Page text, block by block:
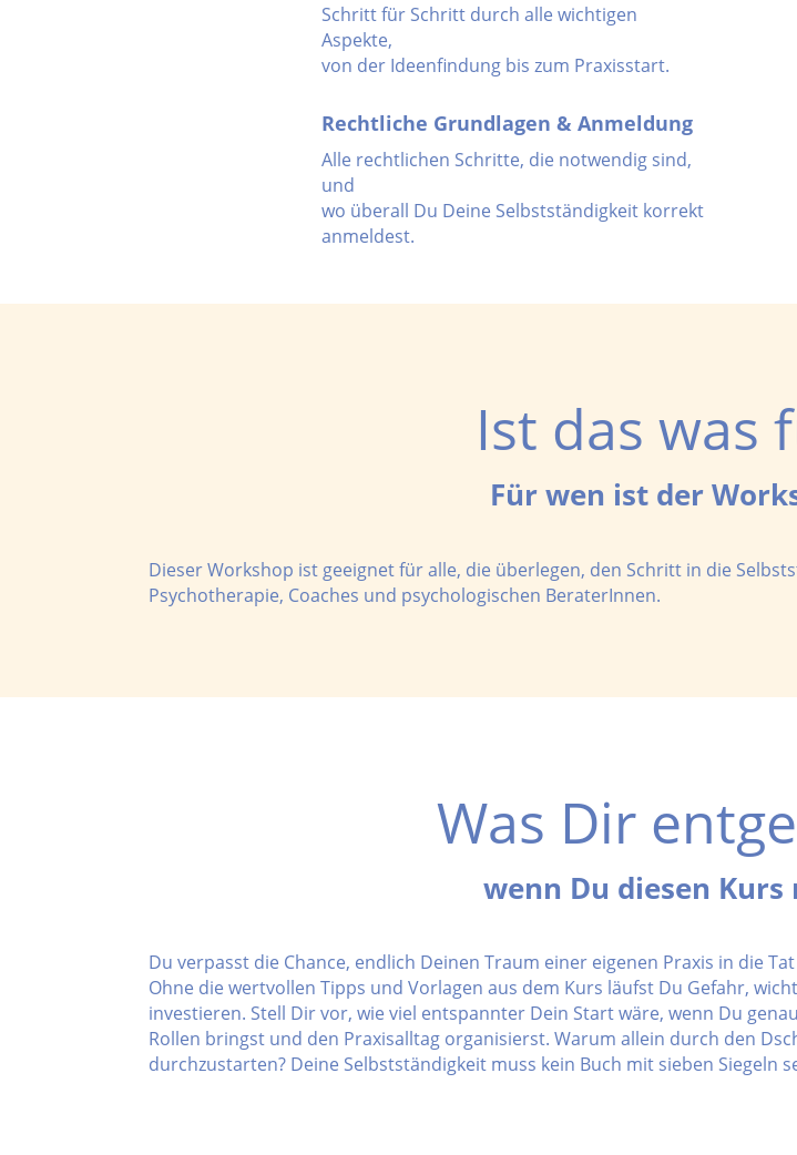
Schritt für Schritt durch alle wichtigen
Aspekte,
von der Ideenfindung bis zum Praxisstart.
Rechtliche Grundlagen & Anmeldung
Alle rechtlichen Schritte, die notwendig sind,
und
wo überall Du Deine Selbstständigkeit korrekt
anmeldest.
Ist das was
Für wen ist der
Dieser Workshop ist geeignet für alle, die überlegen, den Schritt in die
Psychotherapie, Coaches und psychologischen BeraterInnen.
Was Dir
wenn Du diesen
Du verpasst die Chance, endlich Deinen Traum einer eigenen Praxis in die
Ohne die wertvollen Tipps und Vorlagen aus dem Kurs läufst Du Gefahr,
investieren. Stell Dir vor, wie viel entspannter Dein Start wäre, wenn Du
Rollen bringst und den Praxisalltag organisierst. Warum allein durch den
durchzustarten? Deine Selbstständigkeit muss kein Buch mit sieben Siegeln